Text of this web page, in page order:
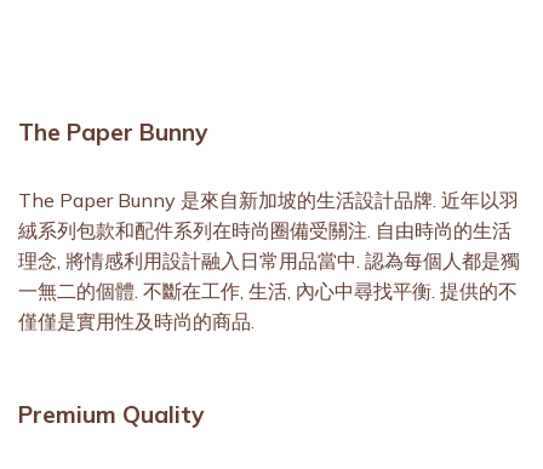
The Paper Bunny
The Paper Bunny 是來自新加坡的生活設計品牌. 近年以羽
絨系列包款和配件系列在時尚圈備受關注. 自由時尚的生活
理念, 將情感利用設計融入日常用品當中. 認為每個人都是獨
一無二的個體. 不斷在工作, 生活, 內心中尋找平衡. 提供的不
僅僅是實用性及時尚的商品.
Premium Quality